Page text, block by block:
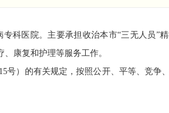
医院。主要承担收治本市“三无人员”
康复和护理等服务工作。
）的有关规定，按照公开、平等、竞争